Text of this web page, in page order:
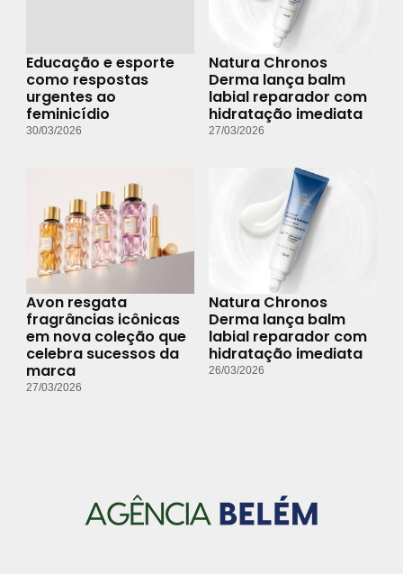
Educação e esporte
como respostas
urgentes ao
feminicídio
30/03/2026
Natura Chronos
Derma lança balm
labial reparador com
hidratação imediata
27/03/2026
Avon resgata
fragrâncias icônicas
em nova coleção que
celebra sucessos da
marca
27/03/2026
Natura Chronos
Derma lança balm
labial reparador com
hidratação imediata
26/03/2026